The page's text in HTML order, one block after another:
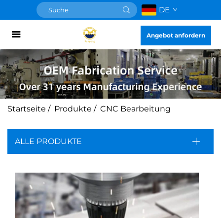
DE
Angebot anfordern
Startseite / Produkte / CNC Bearbeitung
ALLE PRODUKTE